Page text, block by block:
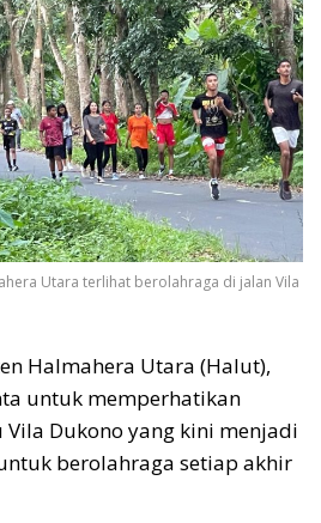
Utara terlihat berolahraga di jalan Vila
Halmahera Utara (Halut),
untuk memperhatikan
Dukono yang kini menjadi
berolahraga setiap akhir